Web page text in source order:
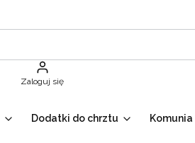
Zaloguj się
Dodatki do chrztu Komunia